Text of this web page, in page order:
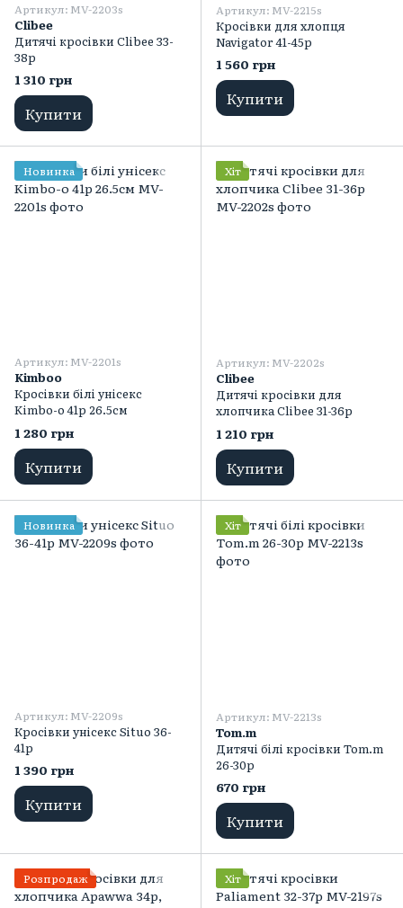
Артикул: MV-2203s
Clibee
Дитячі кросівки Clibee 33-
38p
1 310 грн
Купити
Артикул: MV-2215s
Кросівки для хлопця
Navigator 41-45р
1 560 грн
Купити
Новинка
Артикул: MV-2201s
Kimboo
Кросівки білі унісекс
Kimbo-o 41р 26.5см
1 280 грн
Купити
Хіт
Артикул: MV-2202s
Clibee
Дитячі кросівки для
хлопчика Clibee 31-36p
1 210 грн
Купити
Новинка
Артикул: MV-2209s
Кросівки унісекс Situo 36-
41р
1 390 грн
Купити
Хіт
Артикул: MV-2213s
Тоm.m
Дитячі білі кросівки Tom.m
26-30p
670 грн
Купити
Розпродаж Хіт